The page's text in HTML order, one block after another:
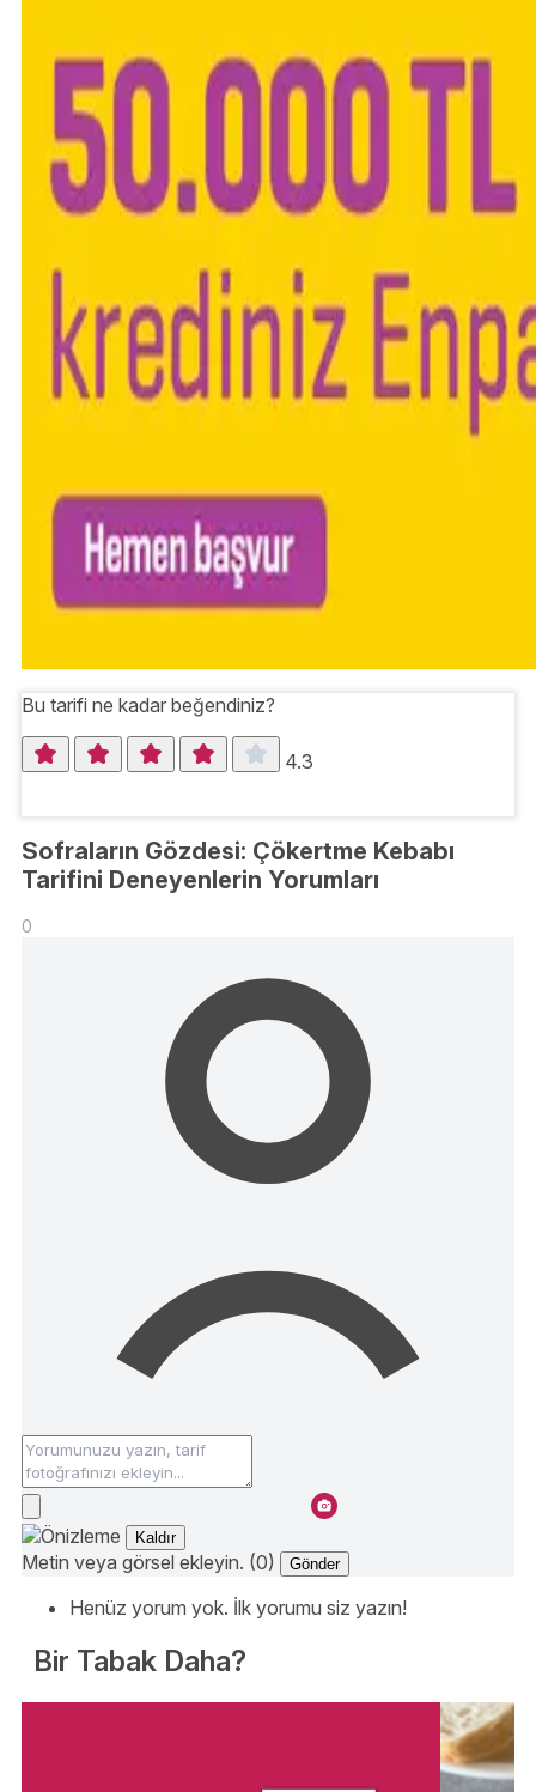
Bu tarifi ne kadar beğendiniz?
4.3
Sofraların Gözdesi: Çökertme Kebabı
Tarifini Deneyenlerin Yorumları
0
Kaldır
Metin veya görsel ekleyin. (0) Gönder
Henüz yorum yok. İlk yorumu siz yazın!
Bir Tabak Daha?